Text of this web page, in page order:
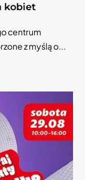
kobiet
centrum
z myślą o...